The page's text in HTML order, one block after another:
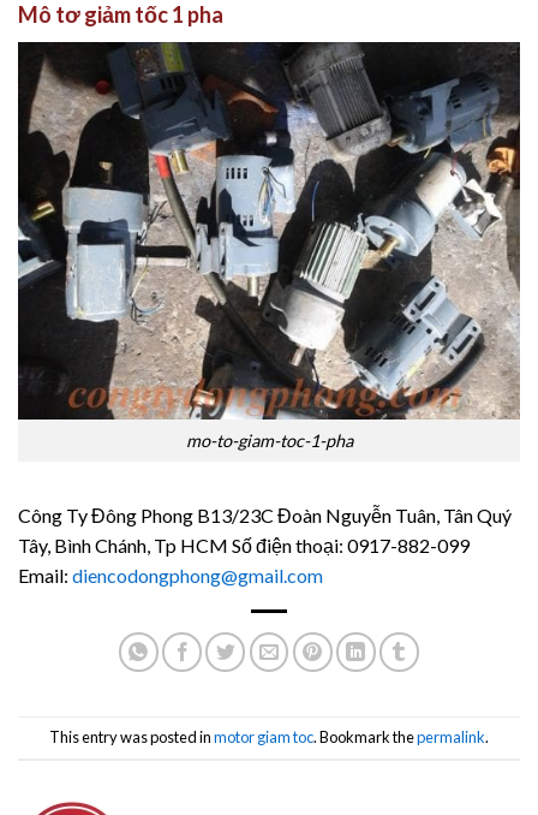
Mô tơ giảm tốc 1 pha
mo-to-giam-toc-1-pha
Công Ty Đông Phong B13/23C Đoàn Nguyễn Tuân, Tân Quý
Tây, Bình Chánh, Tp HCM Số điện thoại: 0917-882-099
Email: diencodongphong@gmail.com
This entry was posted inmotor giam toc. Bookmark thepermalink.